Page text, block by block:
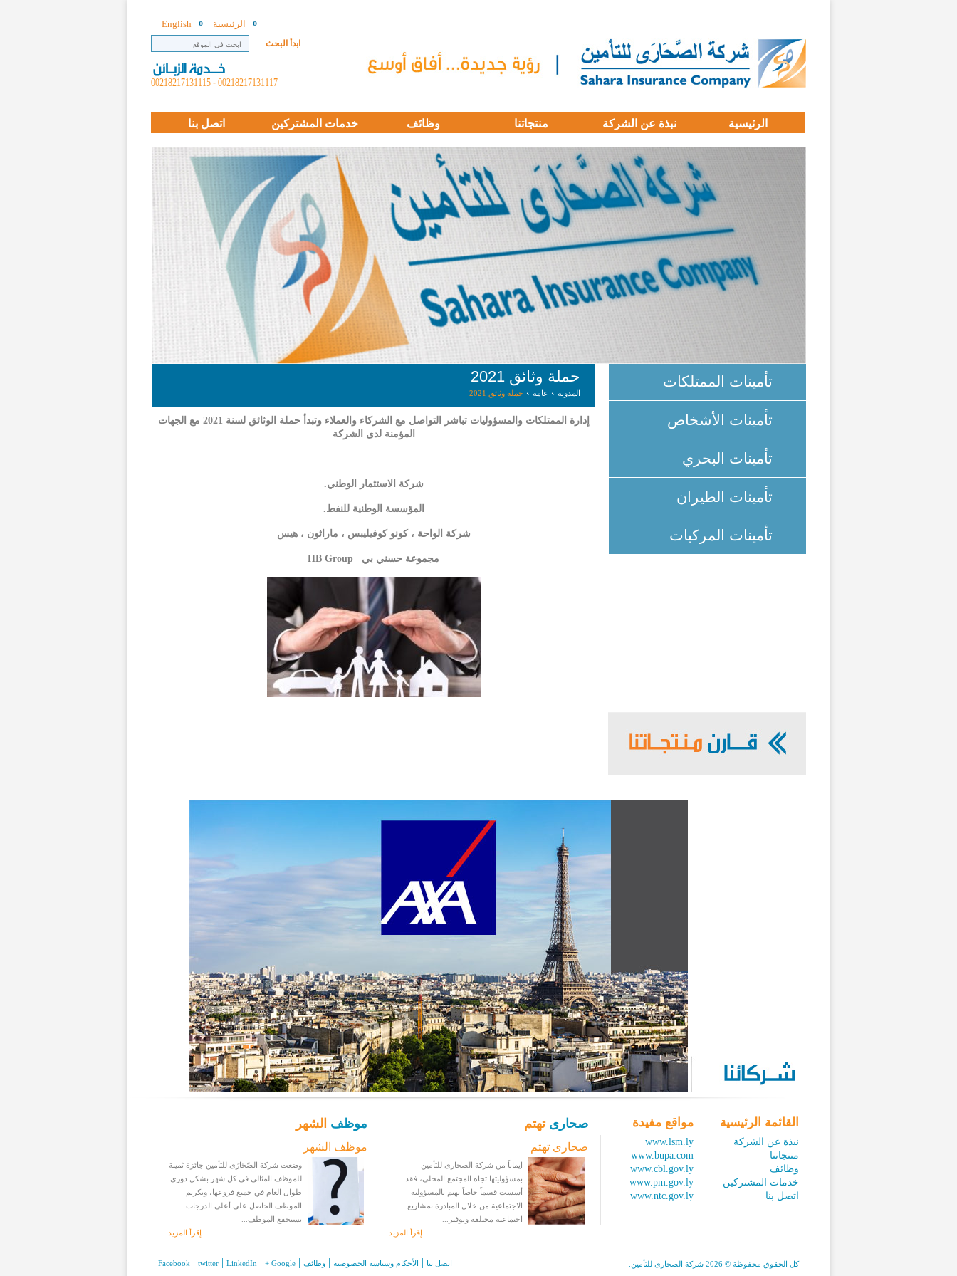
الرئيسية English
ابدأ البحث
00218217131117 - 00218217131115
الرئيسية نبذة عن الشركة منتجاتنا وظائف خدمات المشتركين اتصل بنا
تأمينات الممتلكات
تأمينات الأشخاص
تأمينات البحري
تأمينات الطيران
تأمينات المركبات
حملة وثائق 2021
المدونة › عامة › حملة وثائق 2021
إدارة الممتلكات والمسؤوليات تباشر التواصل مع الشركاء والعملاء وتبدأ حملة الوثائق لسنة 2021 مع الجهات
المؤمنة لدى الشركة
شركة الاستثمار الوطني.
المؤسسة الوطنية للنفط.
شركة الواحة ، كونو كوفيليبس ، ماراثون ، هيس
مجموعة حسني بي HB Group
القائمة الرئيسية
نبذة عن الشركة
منتجاتنا
وظائف
خدمات المشتركين
اتصل بنا
مواقع مفيدة
www.lsm.ly
www.bupa.com
www.cbl.gov.ly
www.pm.gov.ly
www.ntc.gov.ly
صحارىتهتم
صحارى تهتم
ايماناً من شركة الصحارى للتأمين
بمسؤوليتها تجاه المجتمع المحلي، فقد
أسست قسماً خاصاً يهتم بالمسؤولية
الاجتماعية من خلال المبادرة بمشاريع
اجتماعية مختلفة وتوفير...
إقرأ المزيد
موظف الشهر
موظف الشهر
وضعت شركة الصّحَارَى للتأمين جائزة ثمينة
للموظف المثالي في كل شهر بشكل دوري
طوال العام في جميع فروعها، وتكريم
الموظف الحاصل على أعلى الدرجات
يستحقع الموظف...
إقرأ المزيد
كل الحقوق محفوظة © 2026 شركة الصحارى للتأمين. اتصل بنا | الأحكام وسياسة الخصوصية | وظائف |
Facebook | twitter | LinkedIn | + Google